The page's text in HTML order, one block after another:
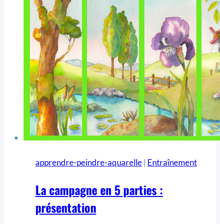
apprendre-peindre-aquarelle | Entraînement
La campagne en 5 parties :
présentation